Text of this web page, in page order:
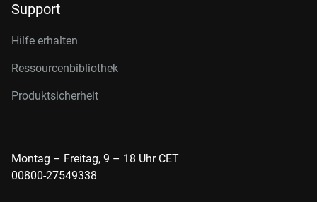
Support
Hilfe erhalten
Ressourcenbibliothek
Produktsicherheit
Montag – Freitag, 9 – 18 Uhr CET
00800-27549338